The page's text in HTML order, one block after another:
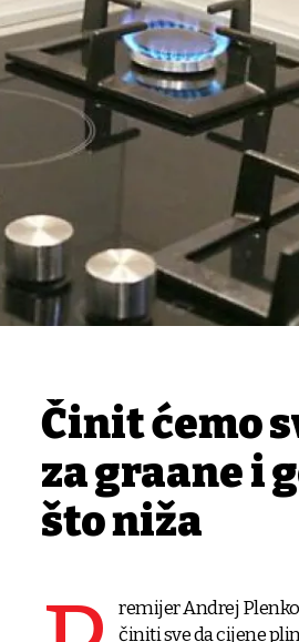
Činit ćemo
za građane i
što niža
remijer Andrej
činiti sve da cijene